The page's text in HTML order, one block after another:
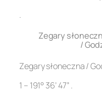
.
Zegary
/
Zegary słoneczna /
1 – 191° 36’ 47” .